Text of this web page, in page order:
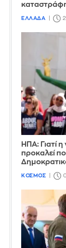
ΕΛΛΑΔΑ
ΗΠΑ: Γιατί
προκαλεί
ΚΟΣΜΟΣ